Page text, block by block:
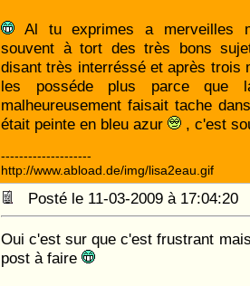
Al tu exprimes a merveilles
souvent à tort des très bons
disant très interréssé et après trois
les posséde plus parce que
malheureusement faisait tache
était peinte en bleu azur
, c'est
--------------------
http://www.abload.de/img/lisa2eau.gif
Posté le 11-03-2009 à
Oui c'est sur que c'est frustrant
post à faire